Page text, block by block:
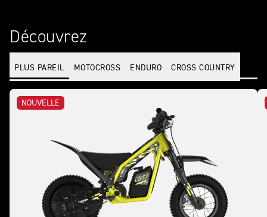
Découvrez
PLUS PAREIL MOTOCROSS ENDURO CROSS COUNTRY
NOUVELLE